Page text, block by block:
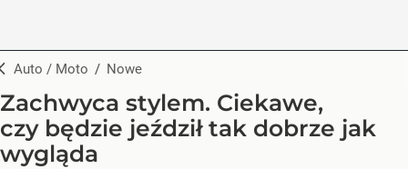
Auto / Moto / Nowe
Zachwyca stylem. Ciekawe,
czy będzie jeździł tak dobrze jak
wygląda